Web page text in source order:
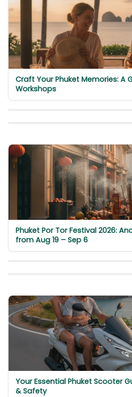
Craft Your Phuket Memories: A
Workshops
Phuket Por Tor Festival 2026:
from Aug 19 – Sep 6
Your Essential Phuket Scooter
& Safety